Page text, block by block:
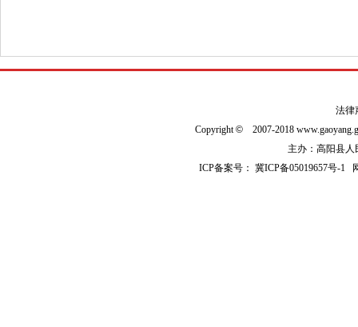
法律
Copyright© 2007-2018
主办：高阳县人
ICP备案号：冀ICP备05019657号-1